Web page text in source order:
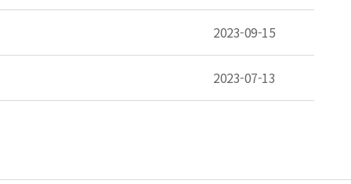
2023-09-15
2023-07-13